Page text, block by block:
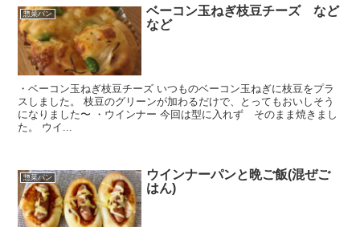
惣菜パン
ベーコン玉ねぎ枝豆チーズ など
など
・ベーコン玉ねぎ枝豆チーズ いつものベーコン玉ねぎに枝豆をプラ
スしました。 枝豆のグリーンが加わるだけで、とってもおいしそう
になりました〜 ・ウインナー 今回は型に入れず そのまま焼きまし
た。 ウイ...
惣菜パン
ウインナーパンと晩ご飯(混ぜご
はん)